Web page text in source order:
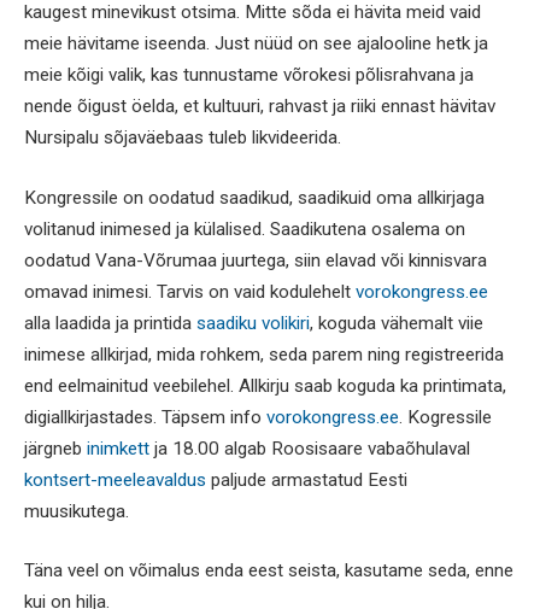
kaugest minevikust otsima. Mitte sõda ei hävita meid vaid
meie hävitame iseenda. Just nüüd on see ajalooline hetk ja
meie kõigi valik, kas tunnustame võrokesi põlisrahvana ja
nende õigust öelda, et kultuuri, rahvast ja riiki ennast hävitav
Nursipalu sõjaväebaas tuleb likvideerida.
Kongressile on oodatud saadikud, saadikuid oma allkirjaga
volitanud inimesed ja külalised. Saadikutena osalema on
oodatud Vana-Võrumaa juurtega, siin elavad või kinnisvara
omavad inimesi. Tarvis on vaid kodulehelt vorokongress.ee
alla laadida ja printida saadiku volikiri, koguda vähemalt viie
inimese allkirjad, mida rohkem, seda parem ning registreerida
end eelmainitud veebilehel. Allkirju saab koguda ka printimata,
digiallkirjastades. Täpsem info vorokongress.ee. Kogressile
järgneb inimkett ja 18.00 algab Roosisaare vabaõhulaval
kontsert-meeleavaldus paljude armastatud Eesti
muusikutega.
Täna veel on võimalus enda eest seista, kasutame seda, enne
kui on hilja.